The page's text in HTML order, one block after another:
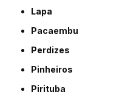
Lapa
Pacaembu
Perdizes
Pinheiros
Pirituba